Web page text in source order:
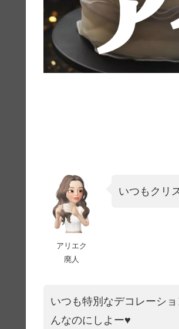
アリエク
廃人
いつもクリ
いつも特別なデコレーショ
んなのにしよー♥